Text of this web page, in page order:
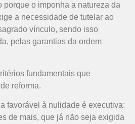
porque o imponha a natureza da
a necessidade de tutelar ao
vínculo, sendo isso
pelas garantias da ordem
fundamentais que
reforma.
favorável à nulidade é executiva:
de mais, que já não seja exigida